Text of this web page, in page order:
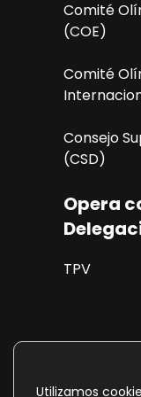
n
d
e
l
E
v
e
n
o
Comité
(COE)
Comité
Consejo
(CSD)
Opera
TPV
Utilizamos